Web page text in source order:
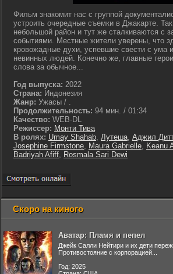
Фильм знакомит нас с группой
устроить очередные съемки в Джакарте.
небольшой район и тут же сталкиваются с
событиями. Местные жители уверены, что
кровожадные духи, успевшие свести с ума
невинных людей. Конечно же, главные
слова за обычное...
Год выпуска: 2022
Страна: Индонезия
Жанр: Ужасы / .
Продолжительность: 94 мин. / 01:34
Качество: WEB-DL
Режиссер: Монти Тива
В ролях: Umay Shahab, Лутеша, Аджил
Josephine Firmstone, Maura Gabrielle, Keanu
Badriyah Afiff, Rosmala Sari Dewi
Скоро на киного
Аватар: Пламя и пепел
Джейк Салли Нейтири и их дети
Противостояние с корпорацией...
Год: 2025